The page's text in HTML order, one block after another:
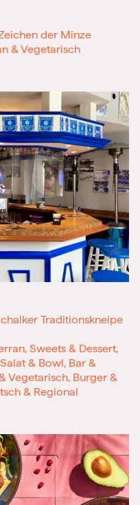
der Minze
& Vegetarisch
Traditionskneipe
Sweets & Dessert,
& Bowl, Bar &
Vegetarisch, Burger &
& Regional